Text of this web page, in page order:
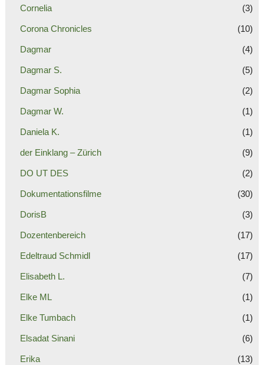
Cornelia (3)
Corona Chronicles (10)
Dagmar (4)
Dagmar S. (5)
Dagmar Sophia (2)
Dagmar W. (1)
Daniela K. (1)
der Einklang – Zürich (9)
DO UT DES (2)
Dokumentationsfilme (30)
DorisB (3)
Dozentenbereich (17)
Edeltraud Schmidl (17)
Elisabeth L. (7)
Elke ML (1)
Elke Tumbach (1)
Elsadat Sinani (6)
Erika (13)